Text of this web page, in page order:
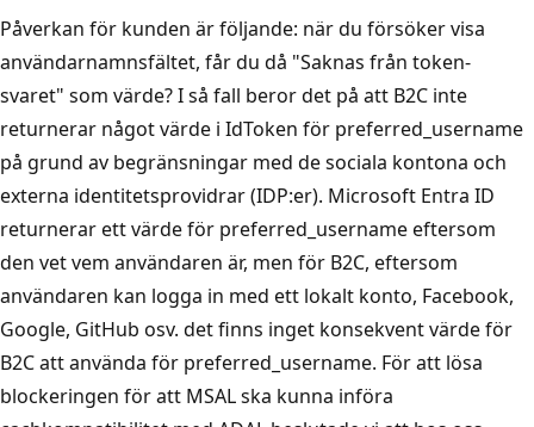
Påverkan för kunden är följande: när du försöker visa
användarnamnsfältet, får du då "Saknas från token-
svaret" som värde? I så fall beror det på att B2C inte
returnerar något värde i IdToken för preferred_username
på grund av begränsningar med de sociala kontona och
externa identitetsprovidrar (IDP:er). Microsoft Entra ID
returnerar ett värde för preferred_username eftersom
den vet vem användaren är, men för B2C, eftersom
användaren kan logga in med ett lokalt konto, Facebook,
Google, GitHub osv. det finns inget konsekvent värde för
B2C att använda för preferred_username. För att lösa
blockeringen för att MSAL ska kunna införa